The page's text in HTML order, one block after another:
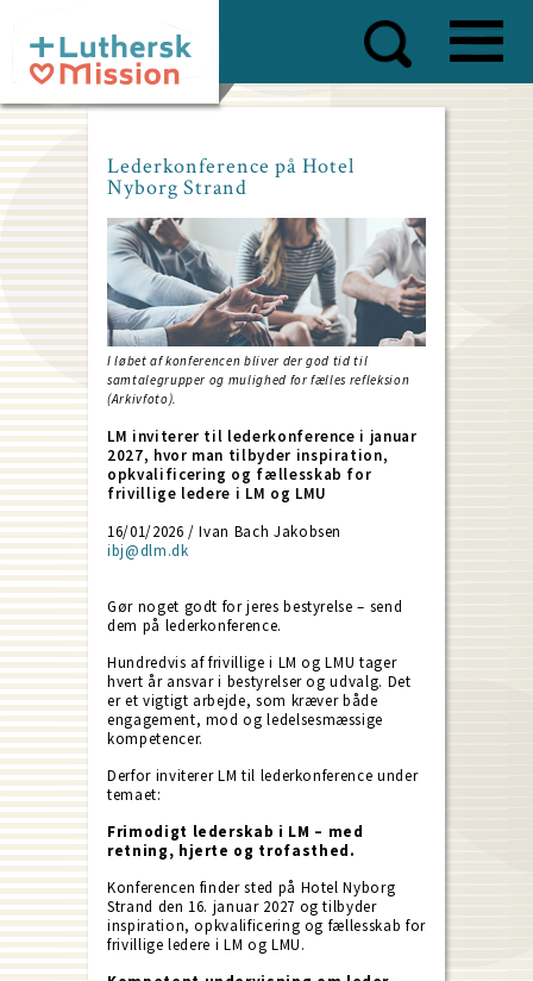
main
content
Lederkonference på Hotel
Nyborg Strand
I løbet af konferencen bliver der god tid til
samtalegrupper og mulighed for fælles refleksion
(Arkivfoto).
LM inviterer til lederkonference i januar
2027, hvor man tilbyder inspiration,
opkvalificering og fællesskab for
frivillige ledere i LM og LMU
16/01/2026 / Ivan Bach Jakobsen
ibj@dlm.dk
Gør noget godt for jeres bestyrelse – send
dem på lederkonference.
Hundredvis af frivillige i LM og LMU tager
hvert år ansvar i bestyrelser og udvalg. Det
er et vigtigt arbejde, som kræver både
engagement, mod og ledelsesmæssige
kompetencer.
Derfor inviterer LM til lederkonference under
temaet:
Frimodigt lederskab i LM – med
retning, hjerte og trofasthed.
Konferencen finder sted på Hotel Nyborg
Strand den 16. januar 2027 og tilbyder
inspiration, opkvalificering og fællesskab for
frivillige ledere i LM og LMU.